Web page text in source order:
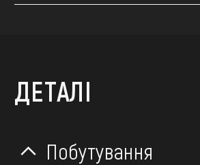
ДЕТАЛІ
Побутування